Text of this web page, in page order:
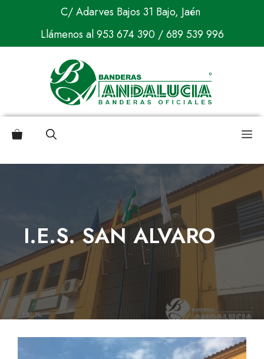
contenido
C/ Adarves Bajos 31 Bajo, Jaén
Llámenos al953 674 390/689 539 996
I.E.S. SAN ALVARO